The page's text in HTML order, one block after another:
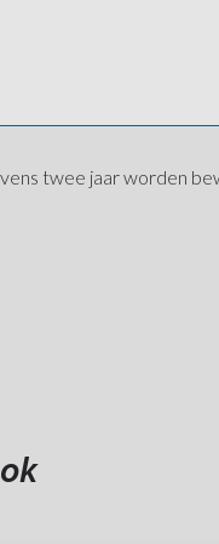
twee jaar worden